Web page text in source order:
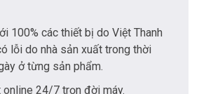
100% các thiết bị do Việt Thanh
lỗi do nhà sản xuất trong thời
ở từng sản phẩm.
online 24/7 trọn đời máy.